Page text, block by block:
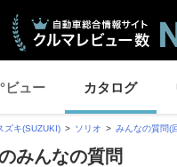
ビュー カタログ
ズキ(SUZUKI) ソリオ みんなの質問(
みんなの質問